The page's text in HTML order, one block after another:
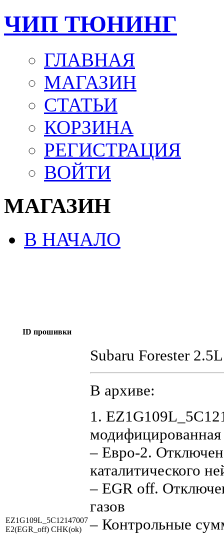
ЧИП ТЮНИНГ
ГЛАВНАЯ
МАГАЗИН
СТАТЬИ
КОРЗИНА
РЕГИСТРАЦИЯ
ВОЙТИ
МАГАЗИН
В НАЧАЛО
ID прошивки
EZ1G109L_5C12147007
E2(EGR_off) CHK(ok)
Subaru Forester
В архиве:
1.
– Евро-2. Отключен
каталитического
– EGR off.
газов
– Контрольные